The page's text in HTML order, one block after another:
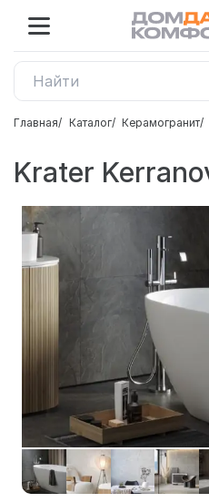
Главная Каталог Керамогранит
Krater